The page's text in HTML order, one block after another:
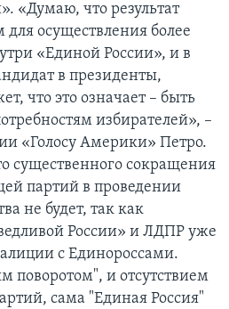
«Думаю, что результат
для осуществления более
«Единой России», и в
в президенты,
что это означает – быть
избирателей», –
«Голосу Америки» Петро.
существенного сокращения
партий в проведении
не будет, так как
России» и ЛДПР уже
с Единороссами.
поворотом", и отсутствием
сама "Единая Россия"